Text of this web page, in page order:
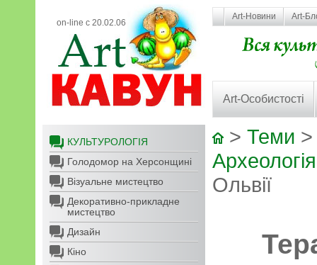
on-line с 20.02.06
Art-Новини Art-
Art-Особистості
КУЛЬТУРОЛОГІЯ
Голодомор на Херсонщині
Візуальне мистецтво
Декоративно-прикладне
мистецтво
Дизайн
Кіно
> Теми
Ольвії